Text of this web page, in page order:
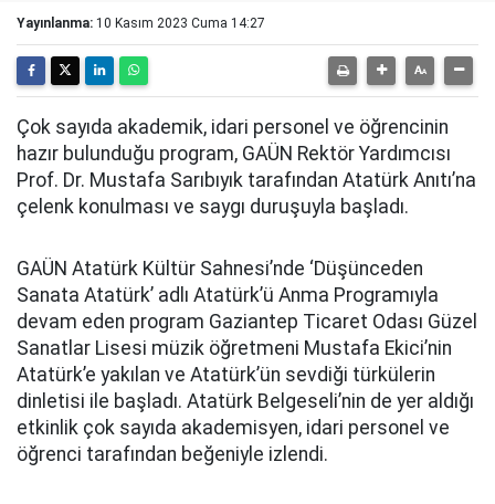
Yayınlanma: 10 Kasım 2023 Cuma 14:27
Çok sayıda akademik, idari personel ve öğrencinin
hazır bulunduğu program, GAÜN Rektör Yardımcısı
Prof. Dr. Mustafa Sarıbıyık tarafından Atatürk Anıtı’na
çelenk konulması ve saygı duruşuyla başladı.
GAÜN Atatürk Kültür Sahnesi’nde ‘Düşünceden
Sanata Atatürk’ adlı Atatürk’ü Anma Programıyla
devam eden program Gaziantep Ticaret Odası Güzel
Sanatlar Lisesi müzik öğretmeni Mustafa Ekici’nin
Atatürk’e yakılan ve Atatürk’ün sevdiği türkülerin
dinletisi ile başladı. Atatürk Belgeseli’nin de yer aldığı
etkinlik çok sayıda akademisyen, idari personel ve
öğrenci tarafından beğeniyle izlendi.